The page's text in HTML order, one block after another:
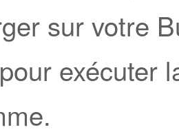
sur votre
exécuter